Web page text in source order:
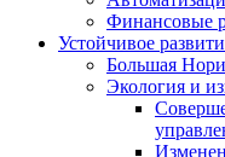
Финансовые
Устойчивое
Большая
Экология и